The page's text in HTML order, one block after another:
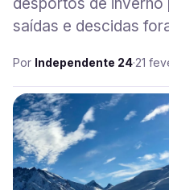
saídas e descidas
Por Independente 24·21